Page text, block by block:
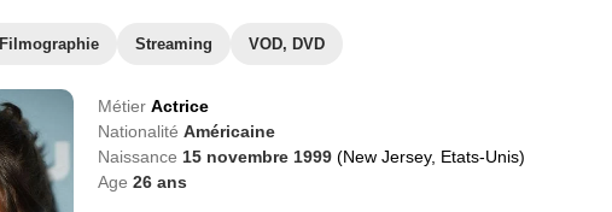
Filmographie Streaming VOD, DVD
Métier Actrice
Nationalité Américaine
Naissance 15 novembre 1999 (New Jersey, Etats-Unis)
Age 26ans